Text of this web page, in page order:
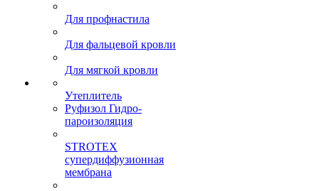
Для профнастила
Для фальцевой кровли
Для мягкой кровли
Утеплитель
Руфизол Гидро-
пароизоляция
STROTEX
супердиффузионная
мембрана